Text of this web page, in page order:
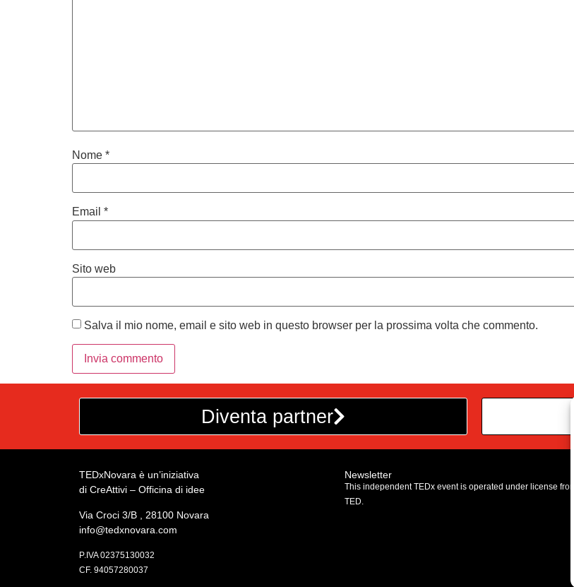
Nome *
Email *
Sito web
Salva il mio nome, email e sito web in questo browser per la prossima volta che commento.
Diventa partner
TEDxNovara è un’iniziativa
di CreAttivi – Officina di idee
Via Croci 3/B , 28100 Novara
info@tedxnovara.com
P.IVA 02375130032
CF. 94057280037
Newsletter
This independent TEDx event is operated under license from
TED.